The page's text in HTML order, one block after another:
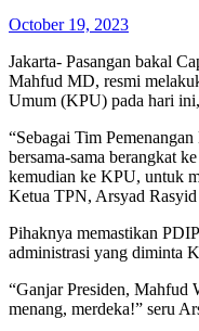
October 19, 2023
Jakarta- Pasangan bakal
Mahfud MD, resmi
Umum (KPU) pada hari
“Sebagai Tim
bersama-sama berangkat
kemudian ke KPU, untuk
Ketua TPN, Arsyad Rasyid
Pihaknya memastikan
administrasi yang diminta
“Ganjar Presiden, Mahfud
menang, merdeka!” seru